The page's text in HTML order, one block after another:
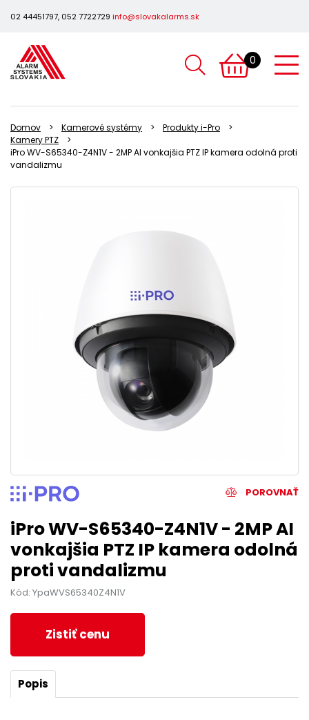
02 44451797, 052 7722729 info@slovakalarms.sk
0
Domov Kamerové systémy
Produkty i-Pro
Kamery PTZ
iPro WV-S65340-Z4N1V - 2MP AI vonkajšia PTZ IP kamera odolná proti
vandalizmu
POROVNAŤ
iPro WV-S65340-Z4N1V - 2MP AI
vonkajšia PTZ IP kamera odolná
proti vandalizmu
Kód: YpaWVS65340Z4N1V
Zistiť cenu
Popis